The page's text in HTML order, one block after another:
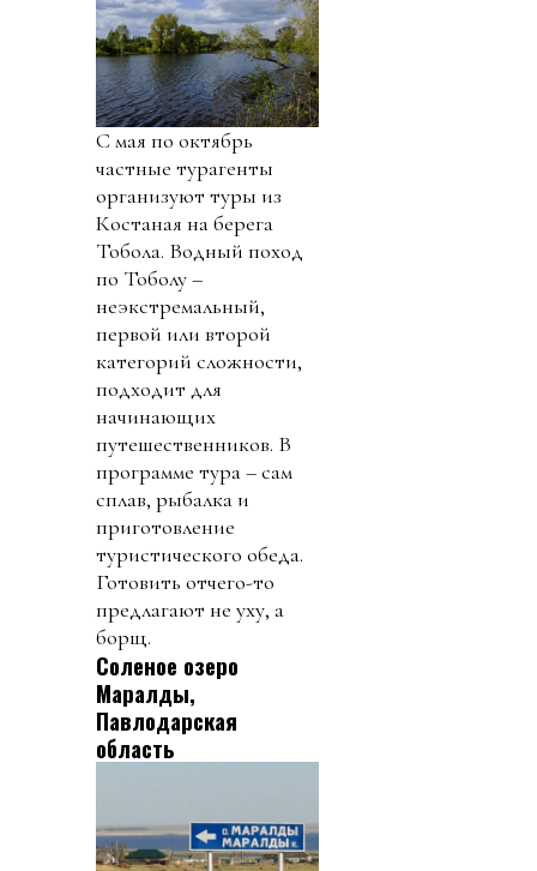
С мая по октябрь
частные турагенты
организуют туры из
Костаная на берега
Тобола. Водный поход
по Тоболу –
неэкстремальный,
первой или второй
категорий сложности,
подходит для
начинающих
путешественников. В
программе тура – сам
сплав, рыбалка и
приготовление
туристического обеда.
Готовить отчего-то
предлагают не уху, а
борщ.
Соленое озеро
Маралды,
Павлодарская
область